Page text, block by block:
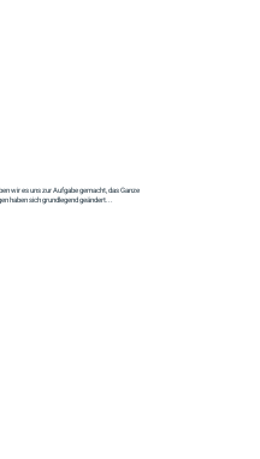
wir es uns zur Aufgabe gemacht, das Ganze
haben sich grundlegend geändert...